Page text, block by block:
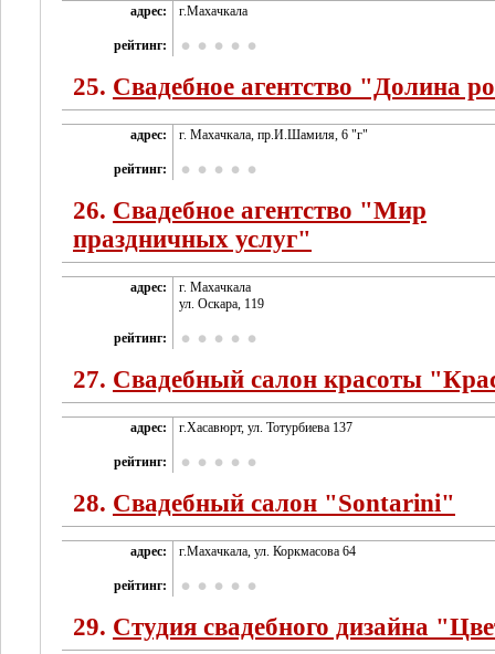
адрес: г.Махачкала
рейтинг:
25. Свадебное агентство "Долина
адрес: г. Махачкала, пр.И.Шамиля, 6 "г"
рейтинг:
26. Свадебное агентство "Мир
праздничных услуг"
адрес:
г. Махачкала
ул. Оскара, 119
рейтинг:
27. Свадебный салон красоты
адрес: г.Хасавюрт, ул. Тотурбиева 137
рейтинг:
28. Свадебный салон "Sontarini"
адрес: г.Махачкала, ул. Коркмасова 64
рейтинг:
29. Студия свадебного дизайна